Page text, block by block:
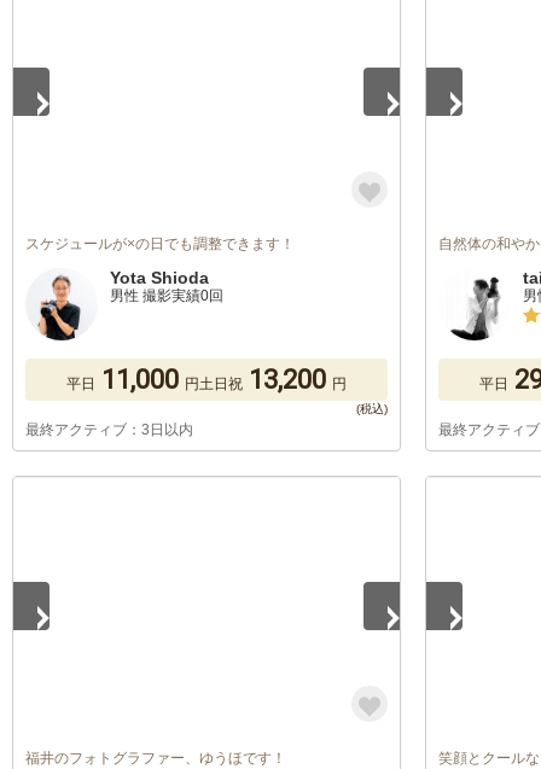
スケジュールが×の日でも調整できます！
Yota Shioda
男性 撮影実績0回
平日 11,000 円土日祝 13,200 円
最終アクティブ：3日以内
自然体の和や
平日
最終アクティ
福井のフォトグラファー、ゆうほです！ 笑顔とクール